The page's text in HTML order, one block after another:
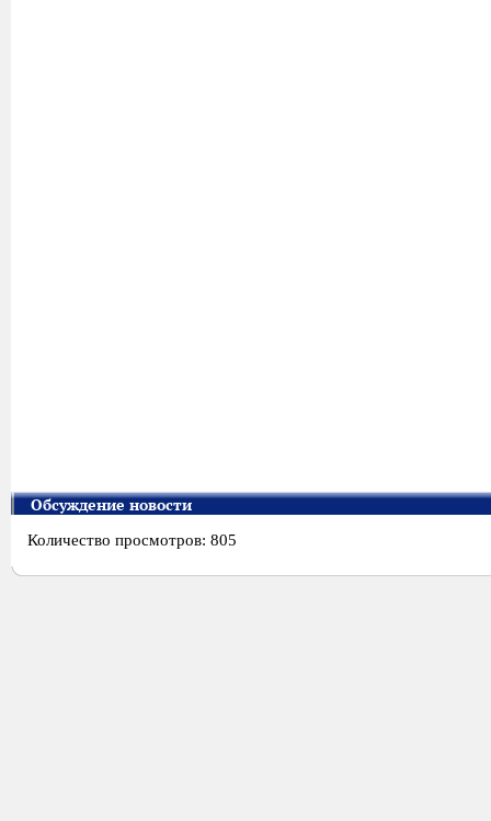
Обсуждение новости
Количество просмотров: 805